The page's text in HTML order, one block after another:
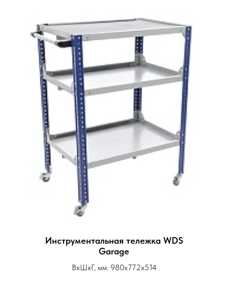
Инструментальная тележка WDS
Garage
ВxШxГ, мм: 980x772x514